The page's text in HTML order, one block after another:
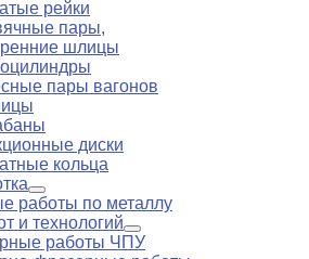
рейки
пары,
шлицы
пары вагонов
диски
кольца
работы по металлу
и технологий
работы ЧПУ